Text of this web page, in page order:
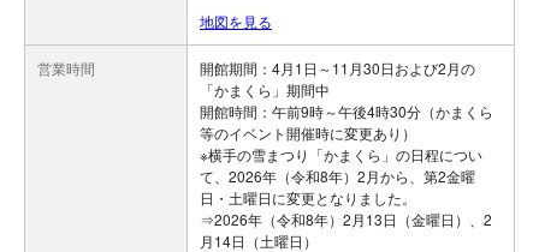
地図を見る
営業時間
開館期間：4月1日～11月30日および2月の
「かまくら」期間中
開館時間：午前9時～午後4時30分（かまくら
等のイベント開催時に変更あり）
※横手の雪まつり「かまくら」の日程につい
て、2026年（令和8年）2月から、第2金曜
日・土曜日に変更となりました。
⇒2026年（令和8年）2月13日（金曜日）、2
月14日（土曜日）